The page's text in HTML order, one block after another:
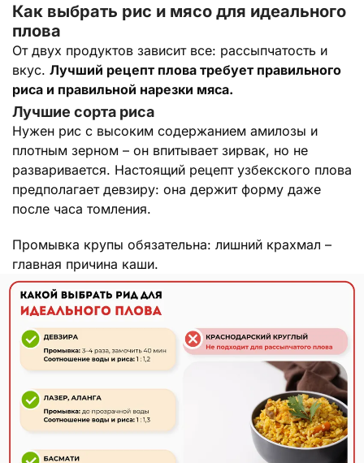
Как выбрать рис и мясо для идеального
плова
От двух продуктов зависит все: рассыпчатость и
вкус. Лучший рецепт плова требует правильного
риса и правильной нарезки мяса.
Лучшие сорта риса
Нужен рис с высоким содержанием амилозы и
плотным зерном – он впитывает зирвак, но не
разваривается. Настоящий рецепт узбекского плова
предполагает девзиру: она держит форму даже
после часа томления.
Промывка крупы обязательна: лишний крахмал –
главная причина каши.